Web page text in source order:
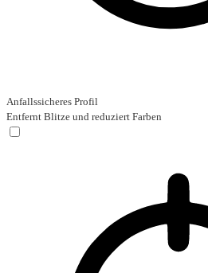
Anfallssicheres Profil
Entfernt Blitze und reduziert Farben